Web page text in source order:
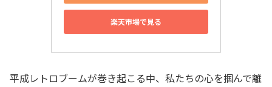
楽天市場で見る
平成レトロブームが巻き起こる中、私たちの心を掴んで離